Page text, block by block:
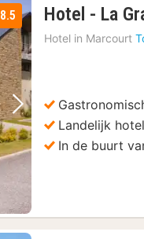
Volgende foto
8.5 Hotel - La
Hotel in Marcourt
Landelijk
In de buurt